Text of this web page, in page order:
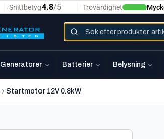
Generatorer Batterier Belysning
Startmotor 12V 0.8kW